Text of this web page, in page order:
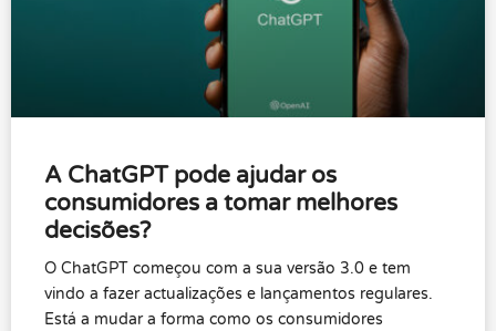
A ChatGPT pode ajudar os
consumidores a tomar melhores
decisões?
O ChatGPT começou com a sua versão 3.0 e tem
vindo a fazer actualizações e lançamentos regulares.
Está a mudar a forma como os consumidores